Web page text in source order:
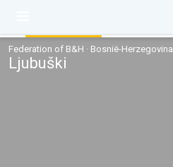
Federation of B&H · Bosnië-Herzegovina
Ljubuški